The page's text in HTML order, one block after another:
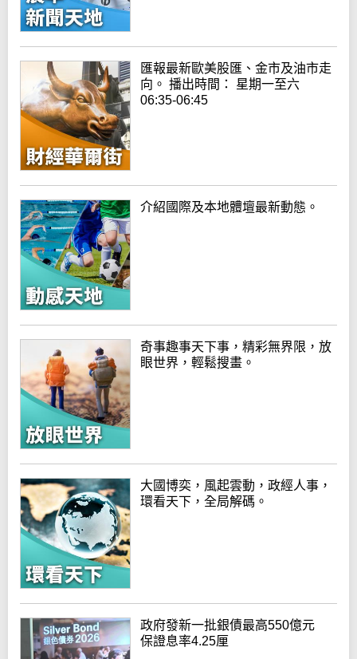
匯報最新歐美股匯、金市及油市走
向。 播出時間： 星期一至六
06:35-06:45
介紹國際及本地體壇最新動態。
奇事趣事天下事，精彩無界限，放
眼世界，輕鬆搜畫。
大國博奕，風起雲動，政經人事，
環看天下，全局解碼。
政府發新一批銀債最高550億元
保證息率4.25厘